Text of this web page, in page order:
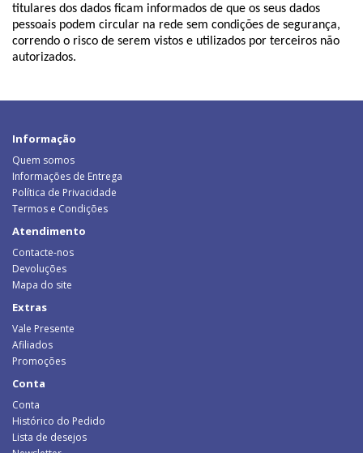
titulares dos dados ficam informados de que os seus dados
pessoais podem circular na rede sem condições de segurança,
correndo o risco de serem vistos e utilizados por terceiros não
autorizados.
Informação
Quem somos
Informações de Entrega
Política de Privacidade
Termos e Condições
Atendimento
Contacte-nos
Devoluções
Mapa do site
Extras
Vale Presente
Afiliados
Promoções
Conta
Conta
Histórico do Pedido
Lista de desejos